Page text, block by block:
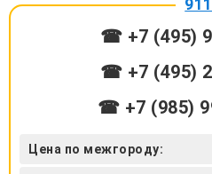
911
☎ +7 (495)
☎ +7 (495)
☎ +7 (985)
Цена по межгороду: